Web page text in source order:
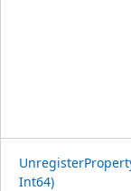
Int64)